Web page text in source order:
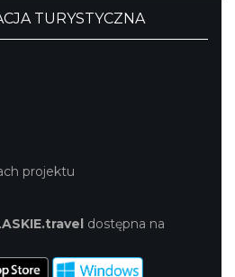
TURYSTYCZNA
projektu
dostępna na